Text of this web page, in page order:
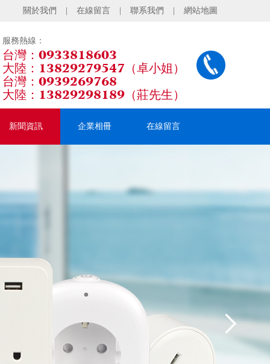
關於我們 在線留言 聯系我們 網站地圖
服務熱線：
台灣：0933818603
大陸：13829279547（卓小姐）
台灣：0939269768
大陸：13829298189（莊先生）
新聞資訊 企業相冊 在線留言